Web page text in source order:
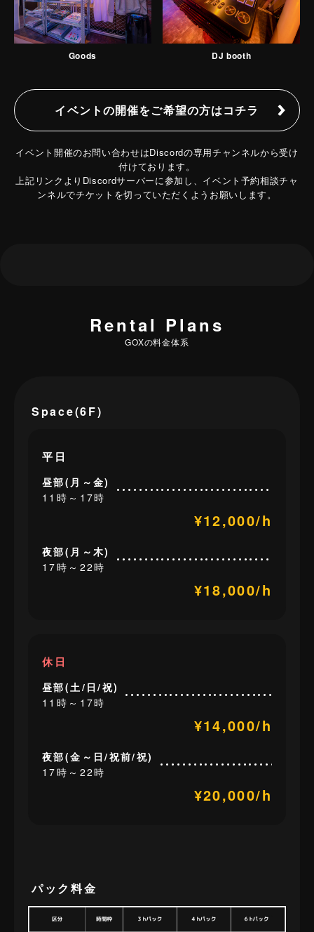
Goods DJ booth
イベントの開催をご希望の方はコチラ
イベント開催のお問い合わせはDiscordの専用チャンネルから受け
付けております。
上記リンクよりDiscordサーバーに参加し、イベント予約相談チャ
ンネルでチケットを切っていただくようお願いします。
Rental Plans
GOXの料金体系
Space(6F)
平日
昼部(月～金)
11時～17時
¥12,000/h
夜部(月～木)
17時～22時
¥18,000/h
休日
昼部(土/日/祝)
11時～17時
¥14,000/h
夜部(金～日/祝前/祝)
17時～22時
¥20,000/h
パック料金